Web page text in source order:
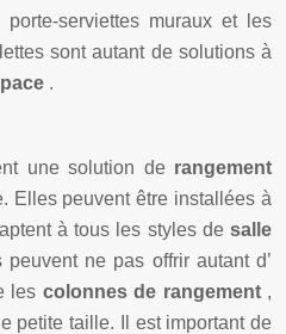
serviettes muraux et les
sont autant de solutions à
.
une solution de rangement
Elles peuvent être installées à
à tous les styles de salle
ne pas offrir autant d’
les colonnes de rangement ,
petite taille. Il est important de